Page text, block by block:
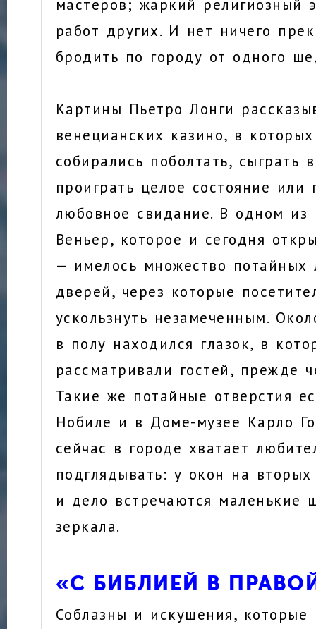
работ других. И нет ничего
бродить по городу от одного
Картины Пьетро Лонги
венецианских казино, в
собирались поболтать, сыграть
проиграть целое состояние или
любовное свидание. В одном из
Веньер, которое и сегодня
— имелось множество потайных
дверей, через которые
ускользнуть незамеченным.
в полу находился глазок, в
рассматривали гостей, прежде
Такие же потайные отверстия
Нобиле и в Доме-музее Карло
сейчас в городе хватает
подглядывать: у окон на
и дело встречаются маленькие
зеркала.
«С БИБЛИЕЙ В
Соблазны и искушения, которые